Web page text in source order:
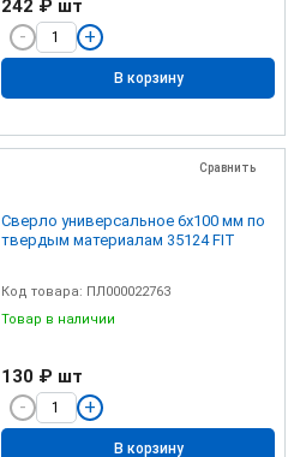
242 ₽ шт
В корзину
Сравнить
Сверло универсальное 6х100 мм по
твердым материалам 35124 FIT
Код товара: ПЛ000022763
Товар в наличии
130 ₽ шт
В корзину